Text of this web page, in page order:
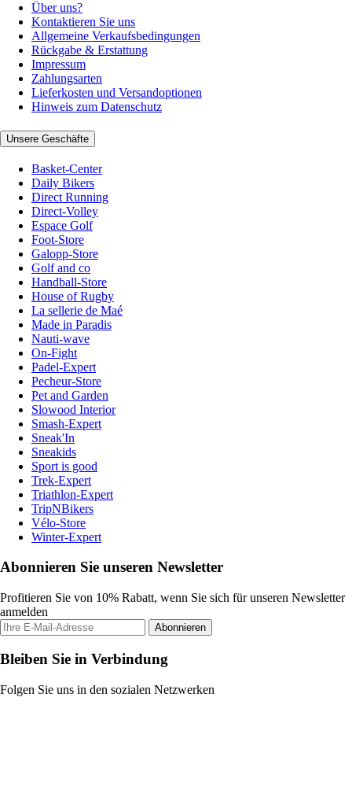
Über uns?
Kontaktieren Sie uns
Allgemeine Verkaufsbedingungen
Rückgabe & Erstattung
Impressum
Zahlungsarten
Lieferkosten und Versandoptionen
Hinweis zum Datenschutz
Unsere Geschäfte
Basket-Center
Daily Bikers
Direct Running
Direct-Volley
Espace Golf
Foot-Store
Galopp-Store
Golf and co
Handball-Store
House of Rugby
La sellerie de Maé
Made in Paradis
Nauti-wave
On-Fight
Padel-Expert
Pecheur-Store
Pet and Garden
Slowood Interior
Smash-Expert
Sneak'In
Sneakids
Sport is good
Trek-Expert
Triathlon-Expert
TripNBikers
Vélo-Store
Winter-Expert
Abonnieren Sie unseren Newsletter
Profitieren Sie von 10% Rabatt, wenn Sie sich für unseren Newsletter
anmelden
Abonnieren
Bleiben Sie in Verbindung
Folgen Sie uns in den sozialen Netzwerken